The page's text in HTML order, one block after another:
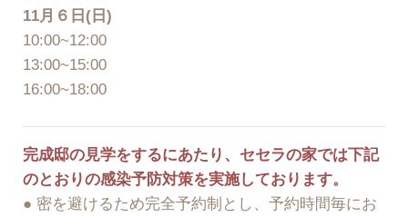
11月６日(日)
10:00~12:00
13:00~15:00
16:00~18:00
完成邸の見学をするにあたり、セセラの家では下記
のとおりの感染予防対策を実施しております。
● 密を避けるため完全予約制とし、予約時間毎にお